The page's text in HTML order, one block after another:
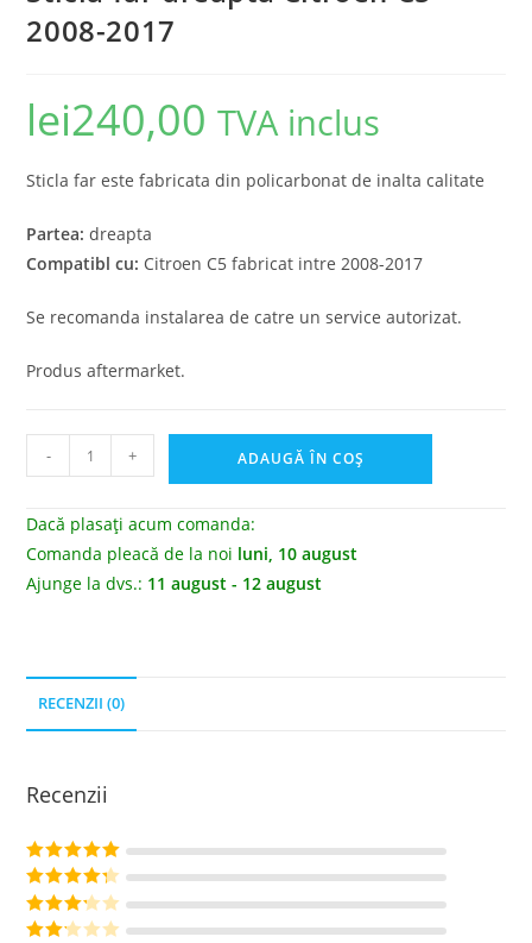
2008-2017
lei240,00 TVA inclus
Sticla far este fabricata din policarbonat de inalta calitate
Partea: dreapta
Compatibl cu: Citroen C5 fabricat intre 2008-2017
Se recomanda instalarea de catre un service autorizat.
Produs aftermarket.
- + ADAUGĂ ÎN COȘ
Dacă plasați acum comanda:
Comanda pleacă de la noi luni, 10 august
Ajunge la dvs.: 11 august - 12 august
RECENZII (0)
Recenzii
Evaluat la5
din 5
Evaluat la
4din 5
Evaluat